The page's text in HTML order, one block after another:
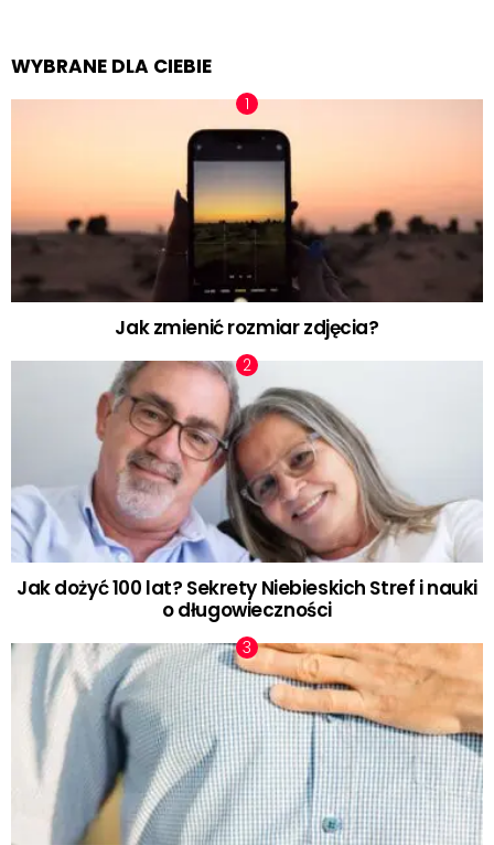
WYBRANE DLA CIEBIE
Jak zmienić rozmiar zdjęcia?
Jak dożyć 100 lat? Sekrety Niebieskich Stref i nauki
o długowieczności